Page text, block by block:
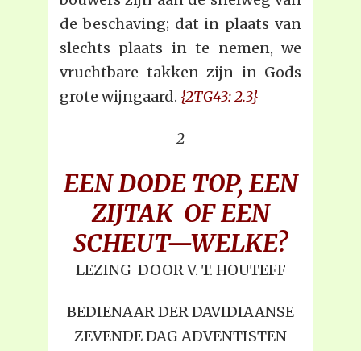
de beschaving; dat in plaats van
slechts plaats in te nemen, we
vruchtbare takken zijn in Gods
grote wijngaard. {2TG43: 2.3}
2
EEN DODE TOP, EEN
ZIJTAK OF EEN
SCHEUT—WELKE?
LEZING DOOR V. T. HOUTEFF
BEDIENAAR DER DAVIDIAANSE
ZEVENDE DAG ADVENTISTEN